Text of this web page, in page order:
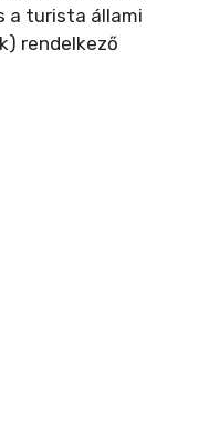
a turista állami
rendelkező